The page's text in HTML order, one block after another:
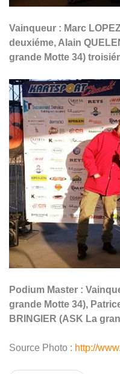
Vainqueur : Marc
deuxiéme, Alain
grande Motte 34)
Podium Master :
grande Motte 34),
BRINGIER (ASK La
Source Photo : http://